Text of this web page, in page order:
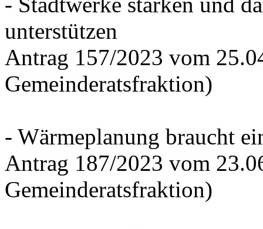
unterstützen
Antrag 157/2023 vom
Gemeinderatsfraktion)
- Wärmeplanung braucht
Antrag 187/2023 vom
Gemeinderatsfraktion)